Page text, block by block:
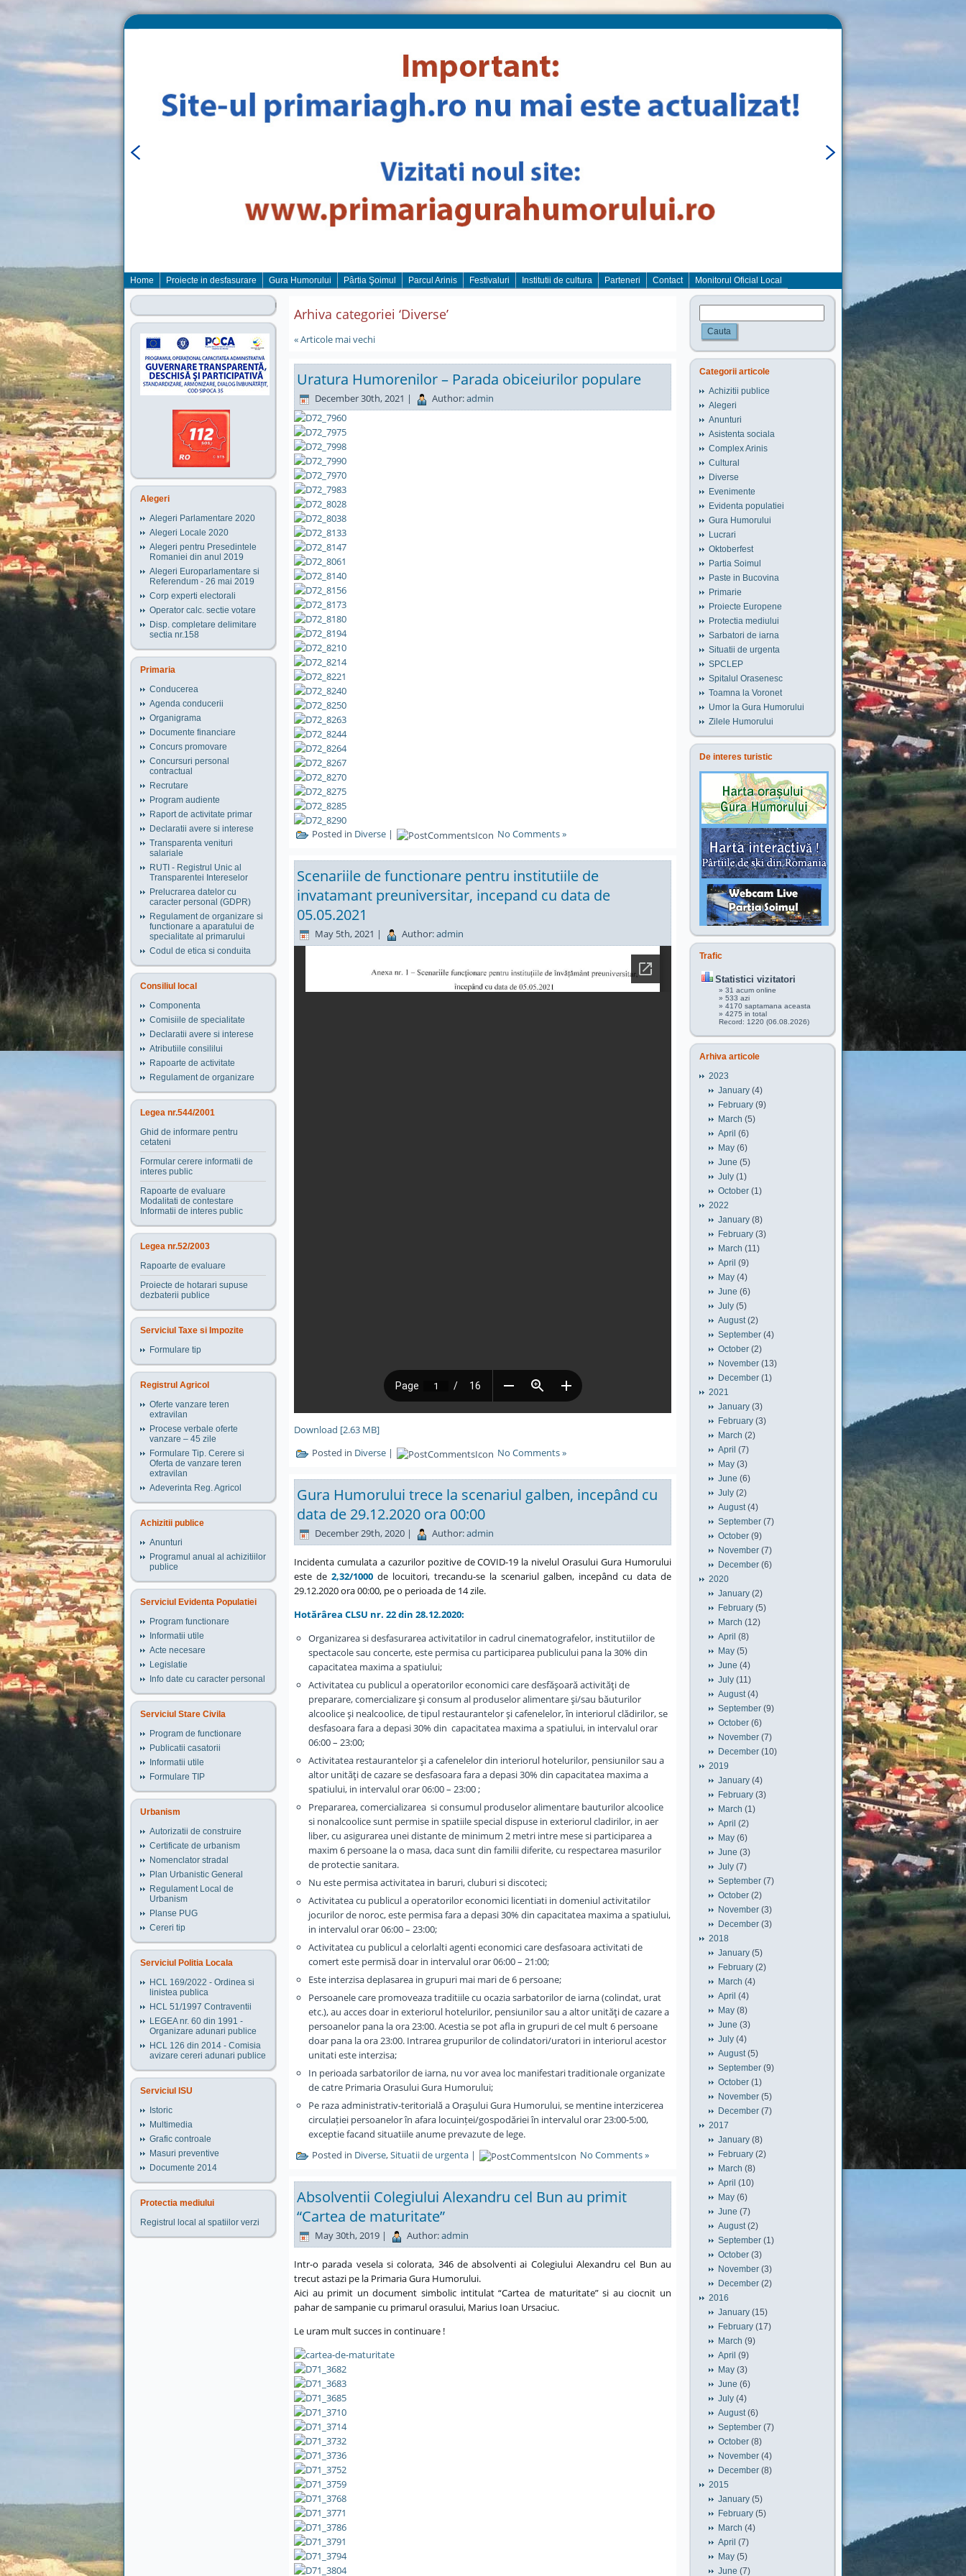
Home Proiecte in desfasurare Gura Humorului Pârtia Şoimul Parcul Arinis Festivaluri Institutii de cultura Parteneri Contact Monitorul Oficial Local
Alegeri
Alegeri Parlamentare 2020
Alegeri Locale 2020
Alegeri pentru Presedintele
Romaniei din anul 2019
Alegeri Europarlamentare si
Referendum - 26 mai 2019
Corp experti electorali
Operator calc. sectie votare
Disp. completare delimitare
sectia nr.158
Primaria
Conducerea
Agenda conducerii
Organigrama
Documente financiare
Concurs promovare
Concursuri personal
contractual
Recrutare
Program audiente
Raport de activitate primar
Declaratii avere si interese
Transparenta venituri
salariale
RUTI - Registrul Unic al
Transparentei Intereselor
Prelucrarea datelor cu
caracter personal (GDPR)
Regulament de organizare si
functionare a aparatului de
specialitate al primarului
Codul de etica si conduita
Consiliul local
Componenta
Comisiile de specialitate
Declaratii avere si interese
Atributiile consililui
Rapoarte de activitate
Regulament de organizare
Legea nr.544/2001
Ghid de informare pentru
cetateni
Formular cerere informatii de
interes public
Rapoarte de evaluare
Modalitati de contestare
Informatii de interes public
Legea nr.52/2003
Rapoarte de evaluare
Proiecte de hotarari supuse
dezbaterii publice
Serviciul Taxe si Impozite
Formulare tip
Registrul Agricol
Oferte vanzare teren
extravilan
Procese verbale oferte
vanzare – 45 zile
Formulare Tip. Cerere si
Oferta de vanzare teren
extravilan
Adeverinta Reg. Agricol
Achizitii publice
Anunturi
Programul anual al achizitiilor
publice
Serviciul Evidenta Populatiei
Program functionare
Informatii utile
Acte necesare
Legislatie
Info date cu caracter personal
Serviciul Stare Civila
Program de functionare
Publicatii casatorii
Informatii utile
Formulare TIP
Urbanism
Autorizatii de construire
Certificate de urbanism
Nomenclator stradal
Plan Urbanistic General
Regulament Local de
Urbanism
Planse PUG
Cereri tip
Serviciul Politia Locala
HCL 169/2022 - Ordinea si
linistea publica
HCL 51/1997 Contraventii
LEGEA nr. 60 din 1991 -
Organizare adunari publice
HCL 126 din 2014 - Comisia
avizare cereri adunari publice
Serviciul ISU
Istoric
Multimedia
Grafic controale
Masuri preventive
Documente 2014
Protectia mediului
Registrul local al spatiilor verzi
Arhiva categoriei ‘Diverse’
« Articole mai vechi
Uratura Humorenilor – Parada obiceiurilor populare
December 30th, 2021 | Author:admin
Posted in Diverse | No Comments »
Scenariile de functionare pentru institutiile de
invatamant preuniversitar, incepand cu data de
05.05.2021
May 5th, 2021 | Author:admin
Download [2.63 MB]
Posted in Diverse | No Comments »
Gura Humorului trece la scenariul galben, incepând cu
data de 29.12.2020 ora 00:00
December 29th, 2020 | Author:admin
Incidenta cumulata a cazurilor pozitive de COVID-19 la nivelul Orasului Gura Humorului
este de 2,32/1000 de locuitori, trecandu-se la scenariul galben, incepând cu data de
29.12.2020 ora 00:00, pe o perioada de 14 zile.
Hotărârea CLSU nr. 22 din 28.12.2020:
Organizarea si desfasurarea activitatilor in cadrul cinematografelor, institutiilor de
spectacole sau concerte, este permisa cu participarea publicului pana la 30% din
capacitatea maxima a spatiului;
Activitatea cu publicul a operatorilor economici care desfăşoară activităţi de
preparare, comercializare şi consum al produselor alimentare şi/sau băuturilor
alcoolice şi nealcoolice, de tipul restaurantelor şi cafenelelor, în interiorul clădirilor, se
desfasoara fara a depasi 30% din capacitatea maxima a spatiului, in intervalul orar
06:00 – 23:00;
Activitatea restaurantelor şi a cafenelelor din interiorul hotelurilor, pensiunilor sau a
altor unităţi de cazare se desfasoara fara a depasi 30% din capacitatea maxima a
spatiului, in intervalul orar 06:00 – 23:00 ;
Prepararea, comercializarea si consumul produselor alimentare bauturilor alcoolice
si nonalcoolice sunt permise in spatiile special dispuse in exteriorul cladirilor, in aer
liber, cu asigurarea unei distante de minimum 2 metri intre mese si participarea a
maxim 6 persoane la o masa, daca sunt din familii diferite, cu respectarea masurilor
de protectie sanitara.
Nu este permisa activitatea in baruri, cluburi si discoteci;
Activitatea cu publicul a operatorilor economici licentiati in domeniul activitatilor
jocurilor de noroc, este permisa fara a depasi 30% din capacitatea maxima a spatiului,
in intervalul orar 06:00 – 23:00;
Activitatea cu publicul a celorlalti agenti economici care desfasoara activitati de
comert este permisă doar in intervalul orar 06:00 – 21:00;
Este interzisa deplasarea in grupuri mai mari de 6 persoane;
Persoanele care promoveaza traditiile cu ocazia sarbatorilor de iarna (colindat, urat
etc.), au acces doar in exteriorul hotelurilor, pensiunilor sau a altor unităţi de cazare a
persoanelor pana la ora 23:00. Acestia se pot afla in grupuri de cel mult 6 persoane
doar pana la ora 23:00. Intrarea grupurilor de colindatori/uratori in interiorul acestor
unitati este interzisa;
In perioada sarbatorilor de iarna, nu vor avea loc manifestari traditionale organizate
de catre Primaria Orasului Gura Humorului;
Pe raza administrativ-teritorială a Oraşului Gura Humorului, se mentine interzicerea
circulației persoanelor în afara locuinței/gospodăriei în intervalul orar 23:00-5:00,
exceptie facand situatiile anume prevazute de lege.
Posted in Diverse,Situatii de urgenta | No Comments »
Absolventii Colegiului Alexandru cel Bun au primit
“Cartea de maturitate”
May 30th, 2019 | Author:admin
Intr-o parada vesela si colorata, 346 de absolventi ai Colegiului Alexandru cel Bun au
trecut astazi pe la Primaria Gura Humorului.
Aici au primit un document simbolic intitulat “Cartea de maturitate” si au ciocnit un
pahar de sampanie cu primarul orasului, Marius Ioan Ursaciuc.
Le uram mult succes in continuare !
Cauta
Categorii articole
Achizitii publice
Alegeri
Anunturi
Asistenta sociala
Complex Arinis
Cultural
Diverse
Evenimente
Evidenta populatiei
Gura Humorului
Lucrari
Oktoberfest
Partia Soimul
Paste in Bucovina
Primarie
Proiecte Europene
Protectia mediului
Sarbatori de iarna
Situatii de urgenta
SPCLEP
Spitalul Orasenesc
Toamna la Voronet
Umor la Gura Humorului
Zilele Humorului
De interes turistic
Trafic
Statistici vizitatori
» 31 acum online
» 533 azi
» 4170 saptamana aceasta
» 4275 in total
Record: 1220 (06.08.2026)
Arhiva articole
2023
January (4)
February (9)
March (5)
April (6)
May (6)
June (5)
July (1)
October (1)
2022
January (8)
February (3)
March (11)
April (9)
May (4)
June (6)
July (5)
August(2)
September (4)
October (2)
November (13)
December (1)
2021
January (3)
February (3)
March (2)
April (7)
May (3)
June (6)
July (2)
August(4)
September (7)
October (9)
November (7)
December (6)
2020
January (2)
February (5)
March (12)
April (8)
May (5)
June (4)
July (11)
August(4)
September (9)
October (6)
November (7)
December (10)
2019
January (4)
February (3)
March (1)
April (2)
May (6)
June (3)
July (7)
September (7)
October (2)
November (3)
December (3)
2018
January (5)
February (2)
March (4)
April (4)
May (8)
June (3)
July (4)
August(5)
September (9)
October (1)
November (5)
December (7)
2017
January (8)
February (2)
March (8)
April (10)
May (6)
June (7)
August(2)
September (1)
October (3)
November (3)
December (2)
2016
January (15)
February (17)
March (9)
April (9)
May (3)
June (6)
July (4)
August(6)
September (7)
October (8)
November (4)
December (8)
2015
January (5)
February (5)
March (4)
April (7)
May (5)
June (7)